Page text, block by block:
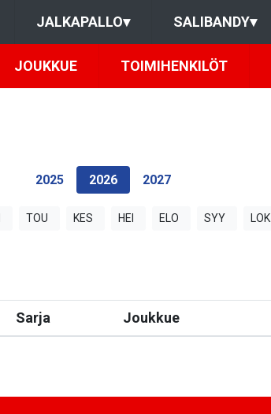
JALKAPALLO▾ SALIBANDY▾
JOUKKUE TOIMIHENKILÖT
2025 2026 2027
TOU KES HEI ELO SYY LOK
Sarja Joukkue